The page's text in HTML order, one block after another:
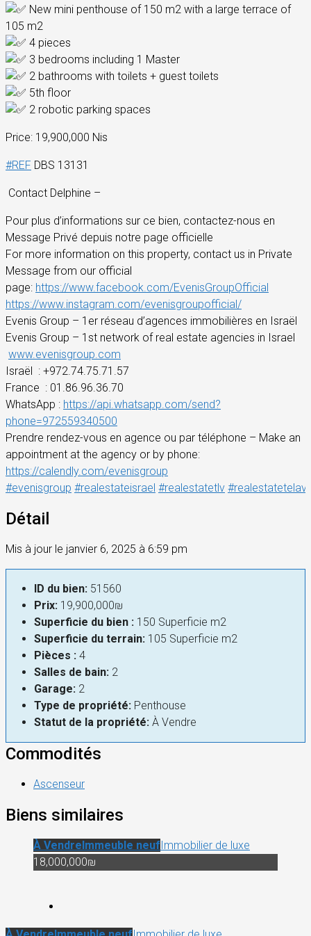
New mini penthouse of 150 m2 with a large terrace of
105 m2
4 pieces
3 bedrooms including 1 Master
2 bathrooms with toilets + guest toilets
5th floor
2 robotic parking spaces
Price: 19,900,000 Nis
#REF DBS 13131
Contact Delphine –
Pour plus d’informations sur ce bien, contactez-nous en
Message Privé depuis notre page officielle
For more information on this property, contact us in Private
Message from our official
page: https://www.facebook.com/EvenisGroupOfficial
https://www.instagram.com/evenisgroupofficial/
Evenis Group – 1er réseau d’agences immobilières en Israël
Evenis Group – 1st network of real estate agencies in Israel
www.evenisgroup.com
Israël : +972.74.75.71.57
France : 01.86.96.36.70
WhatsApp : https://api.whatsapp.com/send?
phone=972559340500
Prendre rendez-vous en agence ou par téléphone – Make an
appointment at the agency or by phone:
https://calendly.com/evenisgroup
#evenisgroup #realestateisrael #realestatetlv
Détail
Mis à jour le janvier 6, 2025 à 6:59 pm
ID du bien: 51560
Prix: 19,900,000₪
Superficie du bien : 150 Superficie m2
Superficie du terrain: 105 Superficie m2
Pièces : 4
Salles de bain: 2
Garage: 2
Type de propriété: Penthouse
Statut de la propriété: À Vendre
Commodités
Ascenseur
Biens similaires
À VendreImmeuble neufImmobilier de luxe
18,000,000₪